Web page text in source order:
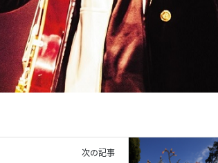
次の記事